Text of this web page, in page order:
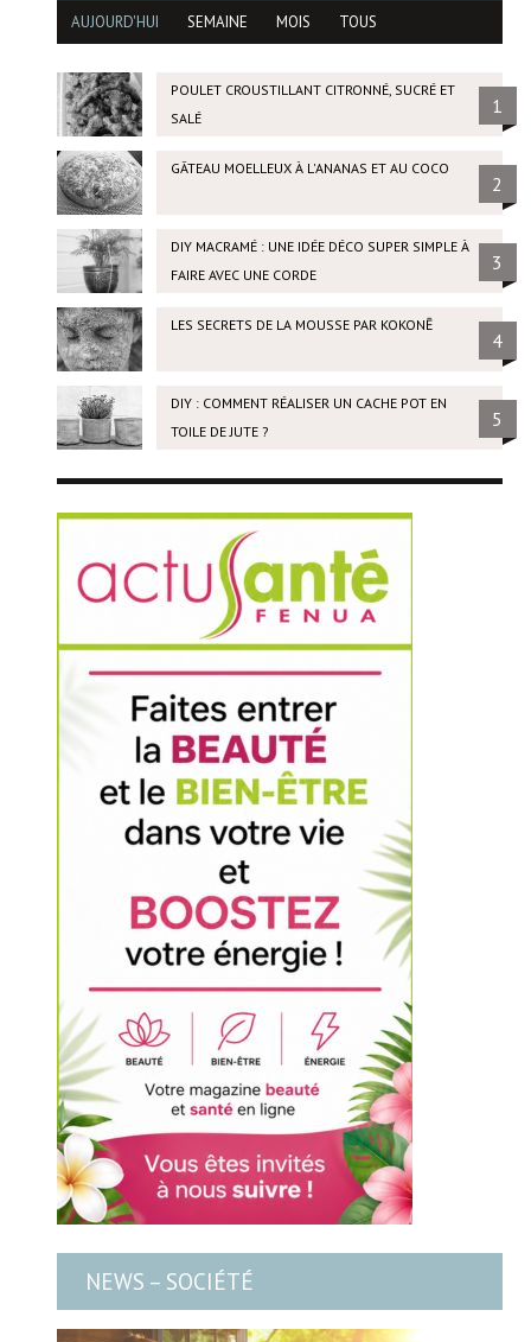
AUJOURD'HUI SEMAINE MOIS TOUS
POULET CROUSTILLANT CITRONNÉ, SUCRÉ ET
SALÉ
1
GÂTEAU MOELLEUX À L'ANANAS ET AU COCO
2
DIY MACRAMÉ : UNE IDÉE DÉCO SUPER SIMPLE À
FAIRE AVEC UNE CORDE
3
LES SECRETS DE LA MOUSSE PAR KOKONĒ
4
DIY : COMMENT RÉALISER UN CACHE POT EN
TOILE DE JUTE ?
5
NEWS – SOCIÉTÉ